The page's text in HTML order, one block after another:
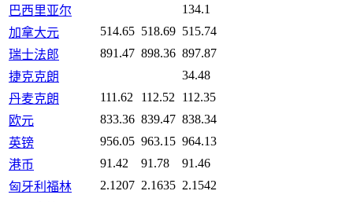
巴西里亚尔
134.1
加拿大元
514.65 518.69 515.74
瑞士法郎
891.47 898.36 897.87
捷克克朗
34.48
丹麦克朗
111.62 112.52
112.35
欧元
833.36 839.47 838.34
英镑
956.05 963.15 964.13
港币
91.42 91.78
91.46
匈牙利福林
2.1207 2.1635 2.1542